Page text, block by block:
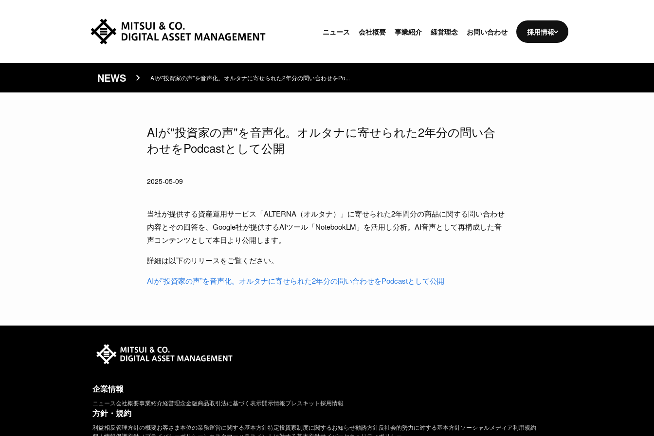
ニュース 会社概要 事業紹介 経営理念 お問い合わせ 採用情報
NEWS AIが"投資家の声"を音声化。オルタナに寄せられた2年分の問い合わせをPo...
AIが"投資家の声"を音声化。オルタナに寄せられた2年分の問い合
わせをPodcastとして公開
2025-05-09
当社が提供する資産運用サービス「ALTERNA（オルタナ）」に寄せられた2年間分の商品に関する問い合わせ
内容とその回答を、Google社が提供するAIツール「NotebookLM」を活用し分析。AI音声として再構成した音
声コンテンツとして本日より公開します。
詳細は以下のリリースをご覧ください。
AIが”投資家の声”を音声化。オルタナに寄せられた2年分の問い合わせをPodcastとして公開
企業情報
ニュース会社概要事業紹介経営理念金融商品取引法に基づく表示開示情報プレスキット採用情報
方針・規約
利益相反管理方針の概要お客さま本位の業務運営に関する基本方針特定投資家制度に関するお知らせ勧誘方針反社会的勢力に対する基本方針ソーシャルメディア利用規約